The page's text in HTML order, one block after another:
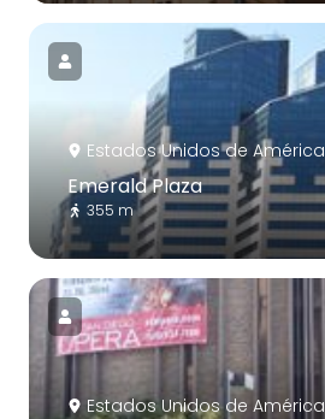
Estados Unidos de América
Emerald Plaza
355 m
Estados Unidos de América